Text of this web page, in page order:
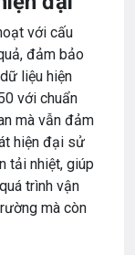
với cấu
đảm bảo
liệu hiện
với chuẩn
mà vẫn đảm
hiện đại sử
tải nhiệt, giúp
trình vận
mà còn